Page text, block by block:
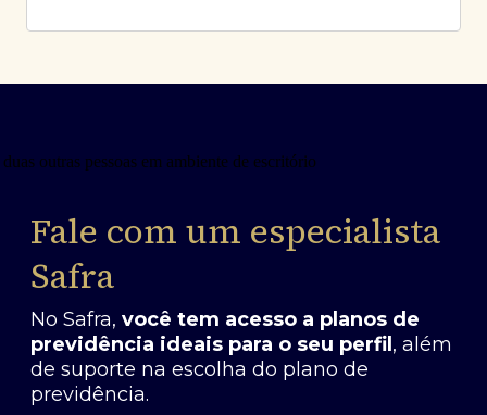
Fale com um especialista
Safra
No Safra, você tem acesso a planos de
previdência ideais para o seu perfil , além
de suporte na escolha do plano de
previdência.